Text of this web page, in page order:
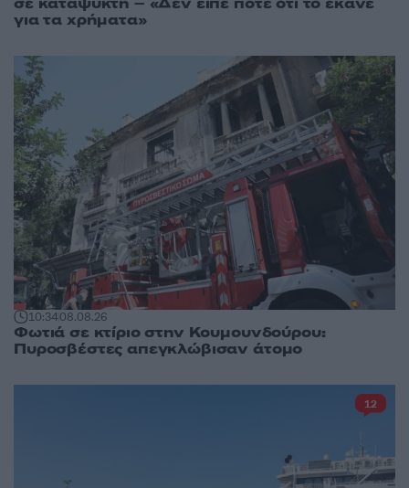
για τα χρήματα»
10:3408.08.26
Φωτιά σε κτίριο στην Κουμουνδούρου:
Πυροσβέστες απεγκλώβισαν άτομο
12